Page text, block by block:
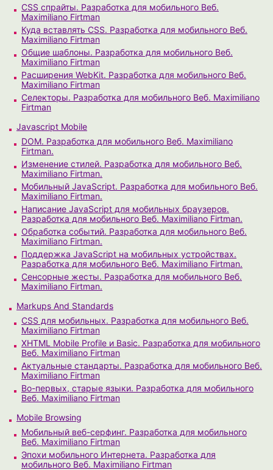
CSS спрайты. Разработка для мобильного Веб.
Maximiliano Firtman
Куда вставлять CSS. Разработка для мобильного Веб.
Maximiliano Firtman
Общие шаблоны. Разработка для мобильного Веб.
Maximiliano Firtman
Расширения WebKit. Разработка для мобильного Веб.
Maximiliano Firtman
Селекторы. Разработка для мобильного Веб. Maximiliano
Firtman
Javascript Mobile
DOM. Разработка для мобильного Веб. Maximiliano
Firtman.
Изменение стилей. Разработка для мобильного Веб.
Maximiliano Firtman.
Мобильный JavaScript. Разработка для мобильного Веб.
Maximiliano Firtman.
Написание JavaScript для мобильных браузеров.
Разработка для мобильного Веб. Maximiliano Firtman.
Обработка событий. Разработка для мобильного Веб.
Maximiliano Firtman.
Поддержка JavaScript на мобильных устройствах.
Разработка для мобильного Веб. Maximiliano Firtman.
Сенсорные жесты. Разработка для мобильного Веб.
Maximiliano Firtman.
Markups And Standards
CSS для мобильных. Разработка для мобильного Веб.
Maximiliano Firtman
XHTML Mobile Profile и Basic. Разработка для мобильного
Веб. Maximiliano Firtman
Актуальные стандарты. Разработка для мобильного Веб.
Maximiliano Firtman
Во-первых, старые языки. Разработка для мобильного
Веб. Maximiliano Firtman
Mobile Browsing
Мобильный веб-серфинг. Разработка для мобильного
Веб. Maximiliano Firtman
Эпохи мобильного Интернета. Разработка для
мобильного Веб. Maximiliano Firtman